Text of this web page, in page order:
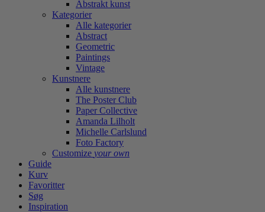
Abstrakt kunst
Kategorier
Alle kategorier
Abstract
Geometric
Paintings
Vintage
Kunstnere
Alle kunstnere
The Poster Club
Paper Collective
Amanda Lilholt
Michelle Carlslund
Foto Factory
Customize your own
Guide
Kurv
Favoritter
Søg
Inspiration